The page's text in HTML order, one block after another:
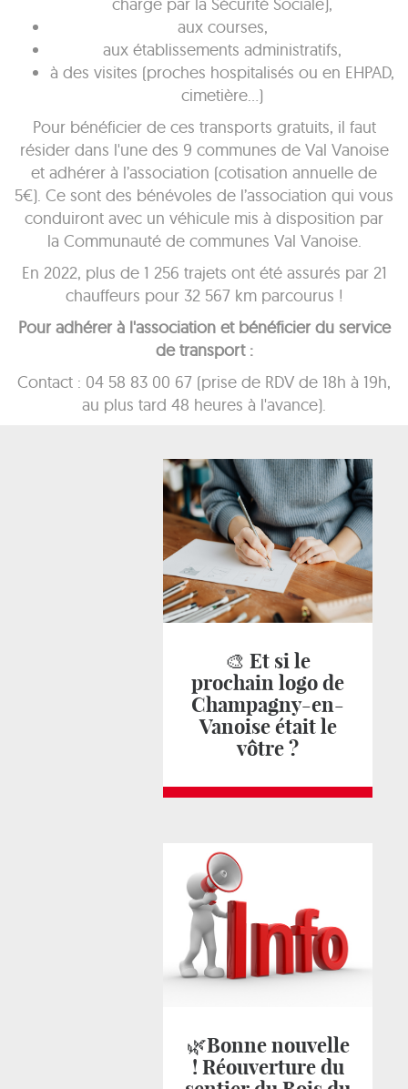
aux courses,
aux établissements administratifs,
à des visites (proches hospitalisés ou en EHPAD,
cimetière…)
Pour bénéficier de ces transports gratuits, il faut
résider dans l'une des 9 communes de Val Vanoise
et adhérer à l’association (cotisation annuelle de
5€). Ce sont des bénévoles de l’association qui vous
conduiront avec un véhicule mis à disposition par
la Communauté de communes Val Vanoise.
En 2022, plus de 1 256 trajets ont été assurés par 21
chauffeurs pour 32 567 km parcourus !
Pour adhérer à l'association et bénéficier du service
de transport :
Contact : 04 58 83 00 67 (prise de RDV de 18h à 19h,
au plus tard 48 heures à l'avance).
🎨 Et si le
prochain logo de
Champagny-en-
Vanoise était le
vôtre ?
🌿Bonne nouvelle
! Réouverture du